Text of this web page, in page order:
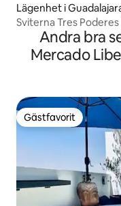
Lägenhet i
Sviterna Tres
Andra bra
Mercado
Gästfavorit
Gästfavorit